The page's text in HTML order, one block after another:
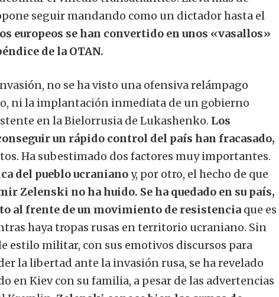
seguir mandando como un dictador hasta el
europeos se han convertido en unos «vasallos»
de la OTAN.
no se ha visto una ofensiva relámpago
ni la implantación inmediata de un gobierno
en la Bielorrusia de Lukashenko. Los
un rápido control del país han fracasado,
Ha subestimado dos factores muy importantes.
del pueblo ucranianoy, por otro, el hecho de que
Zelenski no ha huido. Se ha quedado en su país,
al frente de un movimiento de resistencia que es
haya tropas rusas en territorio ucraniano. Sin
estilo militar, con sus emotivos discursos para
la libertad ante la invasión rusa, se ha revelado
en Kiev con su familia, a pesar de las advertencias